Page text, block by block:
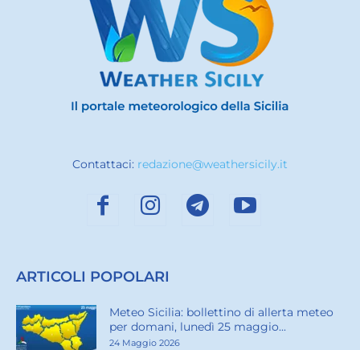
Contattaci: redazione@weathersicily.it
ARTICOLI POPOLARI
Meteo Sicilia: bollettino di allerta meteo
per domani, lunedì 25 maggio...
24 Maggio 2026